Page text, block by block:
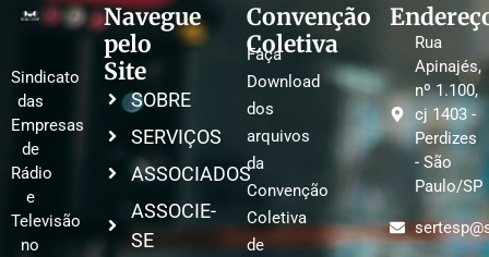
Sindicato
das
Empresas
de
Rádio
e
Televisão
no
Navegue
pelo
Site
SOBRE
SERVIÇOS
ASSOCIADOS
ASSOCIE-
SE
Convenção
Coletiva
Faça
Download
dos
arquivos
da
Convenção
Coletiva
de
Rua
Apinajés,
nº 1.100,
cj 1403 -
Perdizes
- São
Paulo/SP